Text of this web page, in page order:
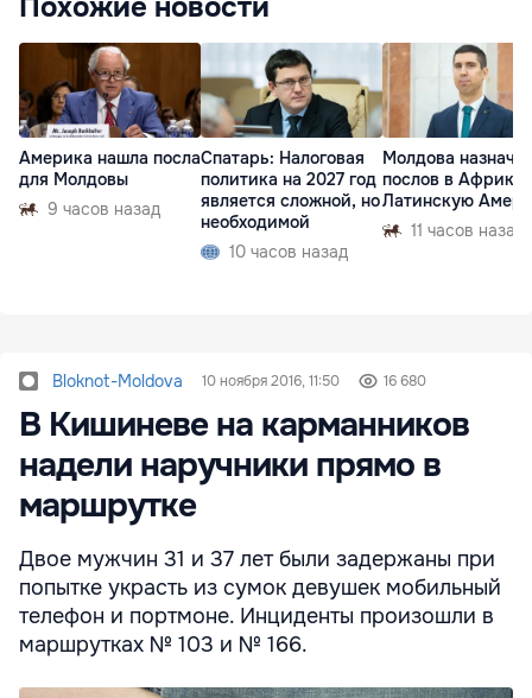
Похожие новости
Америка нашла посла
для Молдовы
9 часов назад
Спатарь: Налоговая
политика на 2027 год
является сложной, но
необходимой
10 часов назад
Молдова
послов в Африку
Латинскую
11 часов назад
Bloknot-Moldova 10 ноября 2016, 11:50 16 680
В Кишиневе на карманников
надели наручники прямо в
маршрутке
Двое мужчин 31 и 37 лет были задержаны при
попытке украсть из сумок девушек мобильный
телефон и портмоне. Инциденты произошли в
маршрутках № 103 и № 166.